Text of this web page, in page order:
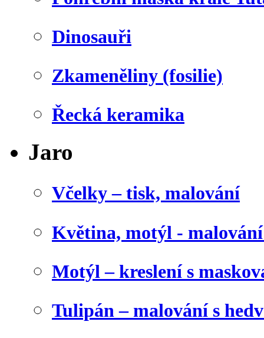
Dinosauři
Zkameněliny (fosilie)
Řecká keramika
Jaro
Včelky – tisk, malování
Květina, motýl -
Motýl – kreslení s
Tulipán – malování s